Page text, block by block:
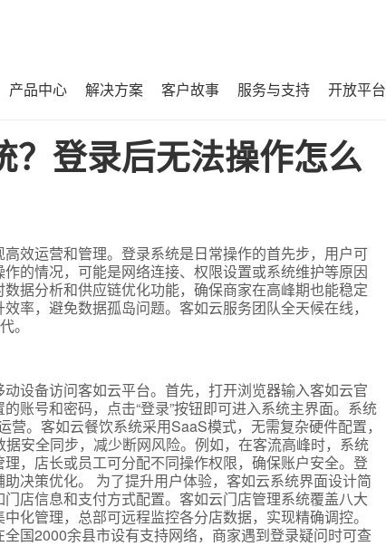
产品中心 解决方案 客户故事 服务与支持 开放平台
？登录后无法操作怎么
效运营和管理。登录系统是日常操作的首先步，用户可
的情况，可能是网络连接、权限设置或系统维护等原因
据分析和供应链优化功能，确保商家在高峰期也能稳定
率，避免数据孤岛问题。客如云服务团队全天候在线，
。
设备访问客如云平台。首先，打开浏览器输入客如云官
账号和密码，点击“登录”按钮即可进入系统主界面。系统
。客如云餐饮系统采用SaaS模式，无需复杂硬件配置，
安全同步，减少断网风险。例如，在客流高峰时，系统
，店长或员工可分配不同操作权限，确保账户安全。登
决策优化。 为了提升用户体验，客如云系统界面设计简
店信息和支付方式配置。客如云门店管理系统覆盖八大
化管理，总部可远程监控各分店数据，实现精确调控。
国2000余县市设有支持网络，商家遇到登录疑问时可查